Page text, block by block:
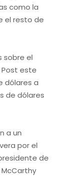
como la
el resto de
sobre el
este
dólares a
de dólares
a un
por el
de